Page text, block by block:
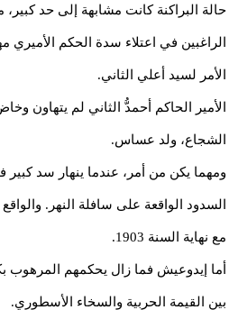
حالة البراكنة كانت مشابهة إلى حد
الراغبين في اعتلاء سدة الحكم
الأمر لسيد أعلي الثاني.
الأمير الحاكم أحمدُّ الثاني لم يتهاون
الشجاع، ولد عساس.
ومهما يكن من أمر، عندما ينهار سد
السدود الواقعة على سافلة النهر. والواقع
مع نهاية السنة 1903.
أما إيدوعيش فما زال يحكمهم المرهوب
بين القيمة الحربية والسخاء الأسطوري.